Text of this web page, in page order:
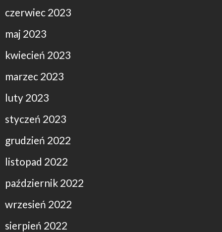
czerwiec 2023
maj 2023
kwiecień 2023
marzec 2023
luty 2023
styczeń 2023
grudzień 2022
listopad 2022
październik 2022
wrzesień 2022
sierpień 2022